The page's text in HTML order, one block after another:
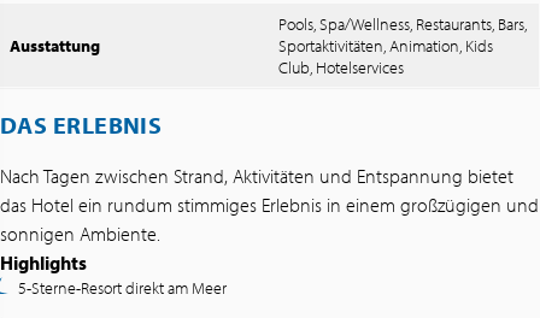
Ausstattung
Pools, Spa/Wellness, Restaurants, Bars,
Sportaktivitäten, Animation, Kids
Club, Hotelservices
DAS ERLEBNIS
Nach Tagen zwischen Strand, Aktivitäten und Entspannung bietet
das Hotel ein rundum stimmiges Erlebnis in einem großzügigen und
sonnigen Ambiente.
Highlights
5-Sterne-Resort direkt am Meer